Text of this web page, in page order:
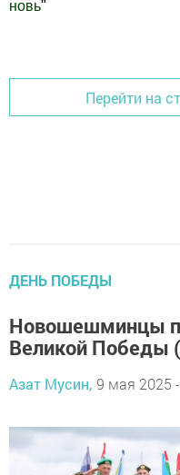
новь"
Перейти на
ДЕНЬ ПОБЕДЫ
Новошешминцы
Великой Победы
Азат Мусин, 9 мая 2025